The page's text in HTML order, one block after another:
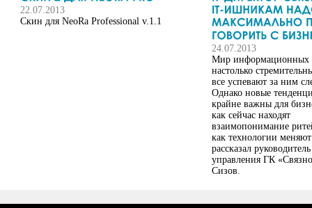
22.07.2013
Скин для NeoRa Professional v.1.1
24.07.2013
Мир информационных
настолько
все успевают за ним
Однако новые
крайне важны для
как сейчас находят
взаимопонимание
как технологии
рассказал
управления ГК
Сизов.